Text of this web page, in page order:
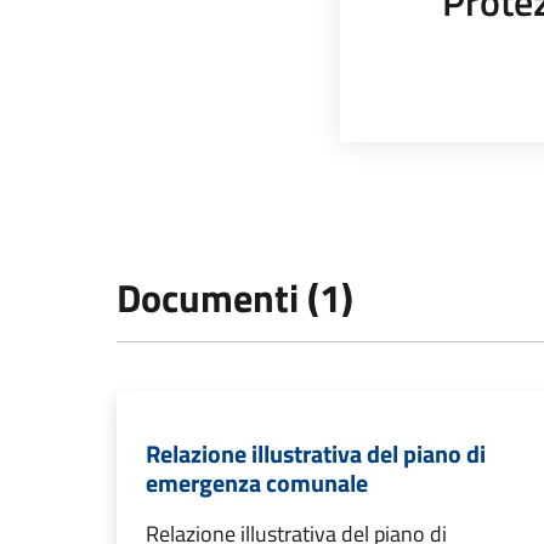
Documenti (1)
Relazione illustrativa del piano di
emergenza comunale
Relazione illustrativa del piano di